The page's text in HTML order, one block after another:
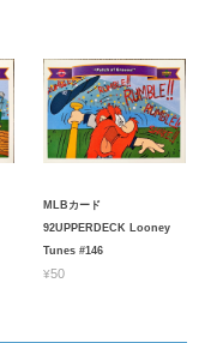
MLBカード
92UPPERDECK Looney
Tunes #146
¥50